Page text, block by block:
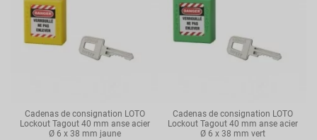
Cadenas de consignation LOTO
Lockout Tagout 40 mm anse acier
Ø 6 x 38 mm jaune
Cadenas de consignation LOTO
Lockout Tagout 40 mm anse acier
Ø 6 x 38 mm vert